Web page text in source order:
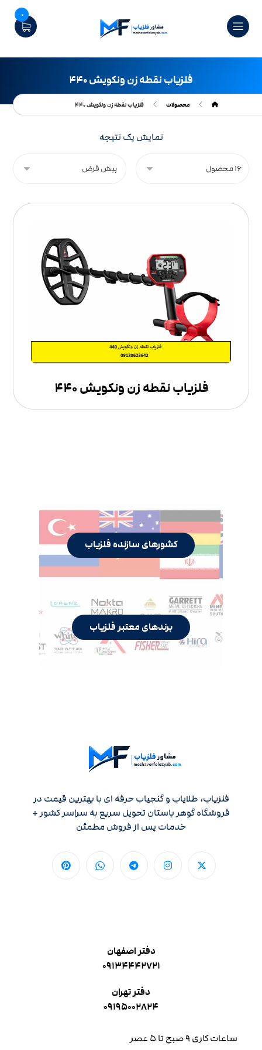
0
فلزیاب نقطه زن ونکویش ۴۴۰
محصولات فلزیاب نقطه زن ونکویش ۴۴۰
نمایش یک نتیجه
فلزیاب نقطه زن ونکویش ۴۴۰
کشورهای سازنده فلزیاب
برندهای معتبر فلزیاب
فلزیاب، طلایاب و گنجیاب حرفه ای با بهترین قیمت در
فروشگاه گوهر باستان تحویل سریع به سراسر کشور +
خدمات پس از فروش مطمئن
دفتر اصفهان
۰۹۱۳۴۴۴۲۷۲۱
دفتر تهران
۰۹۱۹۵۰۰۲۸۲۴
ساعات کاری ۹ صبح تا ۵ عصر